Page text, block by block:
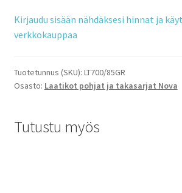
Kirjaudu sisään nähdäksesi hinnat ja
verkkokauppaa
Tuotetunnus (SKU): LT700/85GR
Osasto: Laatikot pohjat ja takasarjat Nova
Tutustu myös